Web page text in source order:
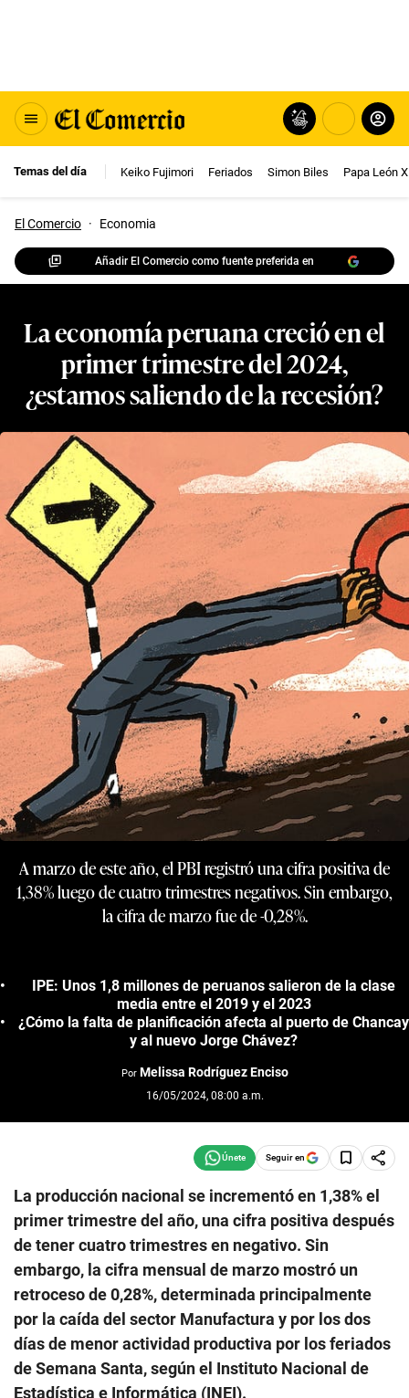
Temas del día Keiko Fujimori Feriados Simon Biles Papa León
El Comercio · Economia
Añadir El Comercio como fuente preferida en
La economía peruana creció en el
primer trimestre del 2024,
¿estamos saliendo de la recesión?
A marzo de este año, el PBI registró una cifra positiva de
1,38% luego de cuatro trimestres negativos. Sin embargo,
la cifra de marzo fue de -0,28%.
IPE: Unos 1,8 millones de peruanos salieron de la clase
media entre el 2019 y el 2023
¿Cómo la falta de planificación afecta al puerto de Chancay
y al nuevo Jorge Chávez?
Por Melissa Rodríguez Enciso
16/05/2024, 08:00 a.m.
Seguir en
La producción nacional se incrementó en 1,38% el
primer trimestre del año, una cifra positiva después
de tener cuatro trimestres en negativo. Sin
embargo, la cifra mensual de marzo mostró un
retroceso de 0,28%, determinada principalmente
por la caída del sector Manufactura y por los dos
días de menor actividad productiva por los feriados
de Semana Santa, según el Instituto Nacional de
Estadística e Informática (INEI).